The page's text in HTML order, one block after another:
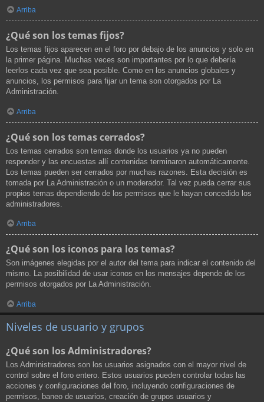
Arriba
¿Qué son los temas fijos?
Los temas fijos aparecen en el foro por debajo de los anuncios y solo en
la primer página. Muchas veces son importantes por lo que debería
leerlos cada vez que sea posible. Como en los anuncios globales y
anuncios, los permisos para fijar un tema son otorgados por La
Administración.
Arriba
¿Qué son los temas cerrados?
Los temas cerrados son temas donde los usuarios ya no pueden
responder y las encuestas allí contenidas terminaron automáticamente.
Los temas pueden ser cerrados por muchas razones. Esta decisión es
tomada por La Administración o un moderador. Tal vez pueda cerrar sus
propios temas dependiendo de los permisos que le hayan concedido los
administradores.
Arriba
¿Qué son los iconos para los temas?
Son imágenes elegidas por el autor del tema para indicar el contenido del
mismo. La posibilidad de usar iconos en los mensajes depende de los
permisos otorgados por La Administración.
Arriba
Niveles de usuario y grupos
¿Qué son los Administradores?
Los Administradores son los usuarios asignados con el mayor nivel de
control sobre el foro entero. Estos usuarios pueden controlar todas las
acciones y configuraciones del foro, incluyendo configuraciones de
permisos, baneo de usuarios, creación de grupos usuarios y